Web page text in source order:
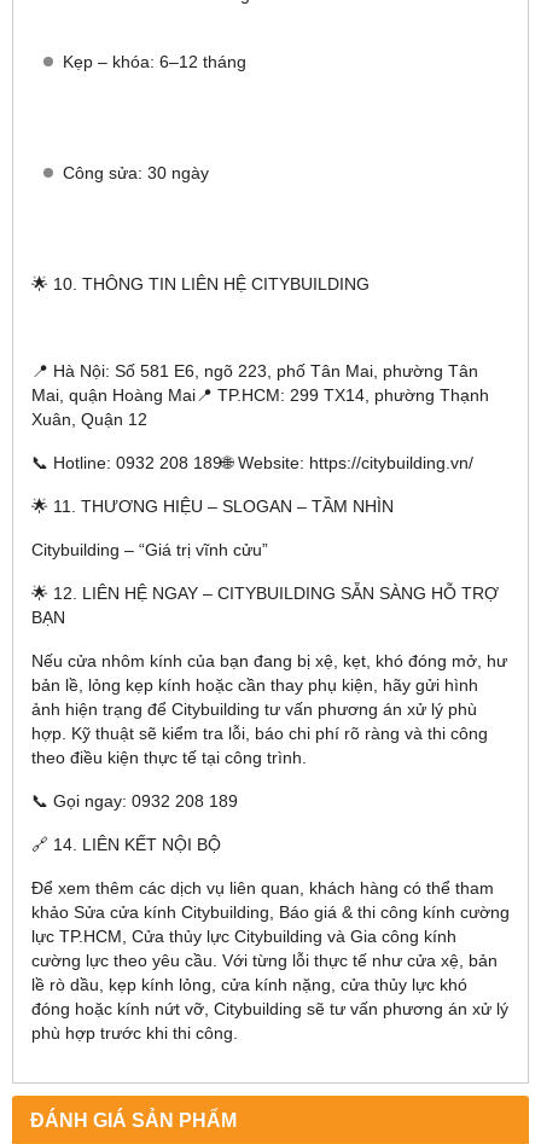
Kẹp – khóa: 6–12 tháng
Công sửa: 30 ngày
🌟 10. THÔNG TIN LIÊN HỆ CITYBUILDING
📍 Hà Nội: Số 581 E6, ngõ 223, phố Tân Mai, phường Tân
Mai, quận Hoàng Mai📍 TP.HCM: 299 TX14, phường Thạnh
Xuân, Quận 12
📞 Hotline: 0932 208 189🌐 Website: https://citybuilding.vn/
🌟 11. THƯƠNG HIỆU – SLOGAN – TẦM NHÌN
Citybuilding – “Giá trị vĩnh cửu”
🌟 12. LIÊN HỆ NGAY – CITYBUILDING SẴN SÀNG HỖ TRỢ
BẠN
Nếu cửa nhôm kính của bạn đang bị xệ, kẹt, khó đóng mở, hư
bản lề, lỏng kẹp kính hoặc cần thay phụ kiện, hãy gửi hình
ảnh hiện trạng để Citybuilding tư vấn phương án xử lý phù
hợp. Kỹ thuật sẽ kiểm tra lỗi, báo chi phí rõ ràng và thi công
theo điều kiện thực tế tại công trình.
📞 Gọi ngay: 0932 208 189
🔗 14. LIÊN KẾT NỘI BỘ
Để xem thêm các dịch vụ liên quan, khách hàng có thể tham
khảo Sửa cửa kính Citybuilding, Báo giá & thi công kính cường
lực TP.HCM, Cửa thủy lực Citybuilding và Gia công kính
cường lực theo yêu cầu. Với từng lỗi thực tế như cửa xệ, bản
lề rò dầu, kẹp kính lỏng, cửa kính nặng, cửa thủy lực khó
đóng hoặc kính nứt vỡ, Citybuilding sẽ tư vấn phương án xử lý
phù hợp trước khi thi công.
ĐÁNH GIÁ SẢN PHẨM